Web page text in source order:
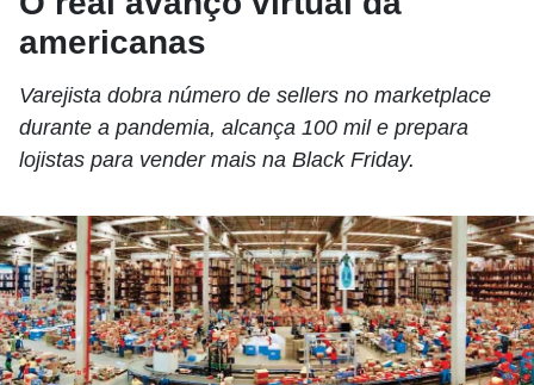
americanas
Varejista dobra número de sellers no marketplace
durante a pandemia, alcança 100 mil e prepara
lojistas para vender mais na Black Friday.